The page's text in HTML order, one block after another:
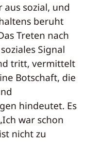
sozial, und
beruht
Treten nach
Signal
tritt, vermittelt
Botschaft, die
hindeutet. Es
war schon
nicht zu